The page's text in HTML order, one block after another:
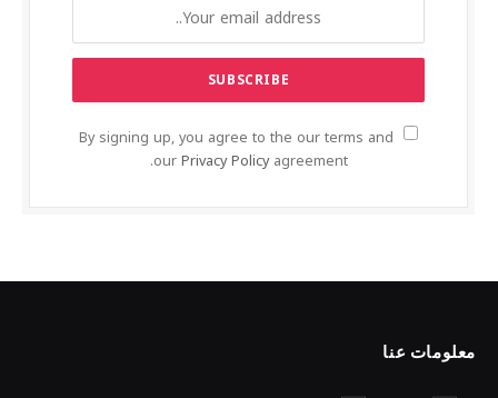
By signing up, you agree to the our terms and
ourPrivacy Policyagreement.
معلومات عنا